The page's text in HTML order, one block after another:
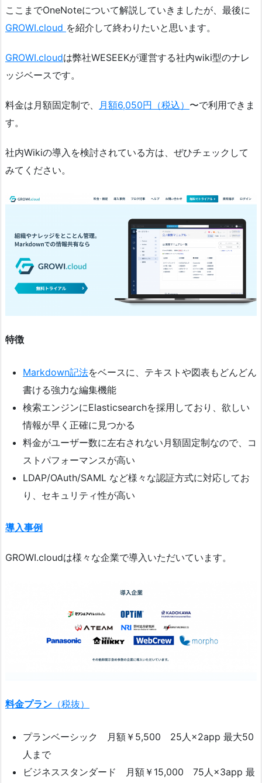
ここまでOneNoteについて解説していきましたが、最後に
GROWI.cloud を紹介して終わりたいと思います。
GROWI.cloudは弊社WESEEKが運営する社内wiki型のナレ
ッジベースです。
料金は月額固定制で、 月額6,050円（税込） 〜で利用できま
す。
社内Wikiの導入を検討されている方は、ぜひチェックして
みてください。
特徴
Markdown記法をベースに、テキストや図表もどんどん
書ける強力な編集機能
検索エンジンにElasticsearchを採用しており、欲しい
情報が早く正確に見つかる
料金がユーザー数に左右されない月額固定制なので、コ
ストパフォーマンスが高い
LDAP/OAuth/SAML など様々な認証方式に対応してお
り、セキュリティ性が高い
導入事例
GROWI.cloudは様々な企業で導入いただいています。
料金プラン （税抜）
プランベーシック 月額￥5,500 25人×2app 最大50
人まで
ビジネススタンダード 月額￥15,000 75人×3app 最